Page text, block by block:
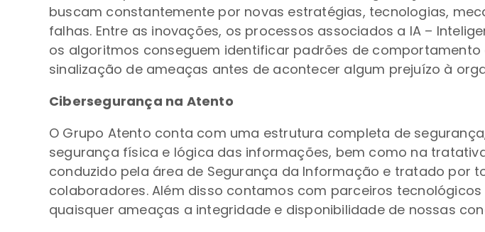
buscam constantemente por novas estratégias, tecnologias,
falhas. Entre as inovações, os processos associados a IA –
os algoritmos conseguem identificar padrões de
sinalização de ameaças antes de acontecer algum prejuízo à
Cibersegurança na Atento
O Grupo Atento conta com uma estrutura completa de
segurança física e lógica das informações, bem como na
conduzido pela área de Segurança da Informação e tratado por
colaboradores. Além disso contamos com parceiros
quaisquer ameaças a integridade e disponibilidade de nossas